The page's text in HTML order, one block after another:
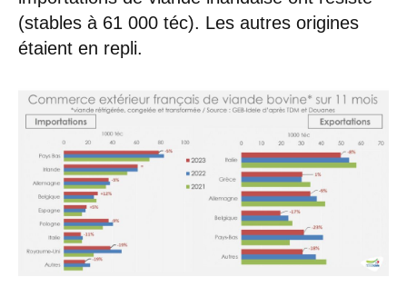
(stables à 61 000 téc). Les autres origines
étaient en repli.